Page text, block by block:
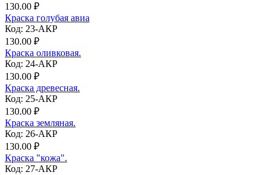
130.00 ₽
Краска голубая авиа
Код: 23-АКР
130.00 ₽
Краска оливковая.
Код: 24-АКР
130.00 ₽
Краска древесная.
Код: 25-АКР
130.00 ₽
Краска земляная.
Код: 26-АКР
130.00 ₽
Краска "кожа".
Код: 27-АКР